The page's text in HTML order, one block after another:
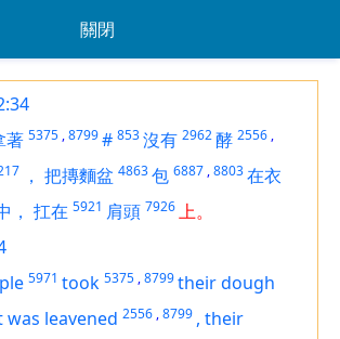
關閉
著 5375 ,8799# 853沒有 2962酵 2556 ,
， 把摶麵盆 4863包 6887 ,8803在衣
， 扛在 5921 肩頭 7926上。
5971 took 5375 ,8799their dough
leavened 2556 ,8799 , their